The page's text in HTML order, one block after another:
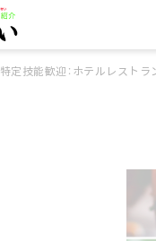
特定技能歓迎：ホテルレスト